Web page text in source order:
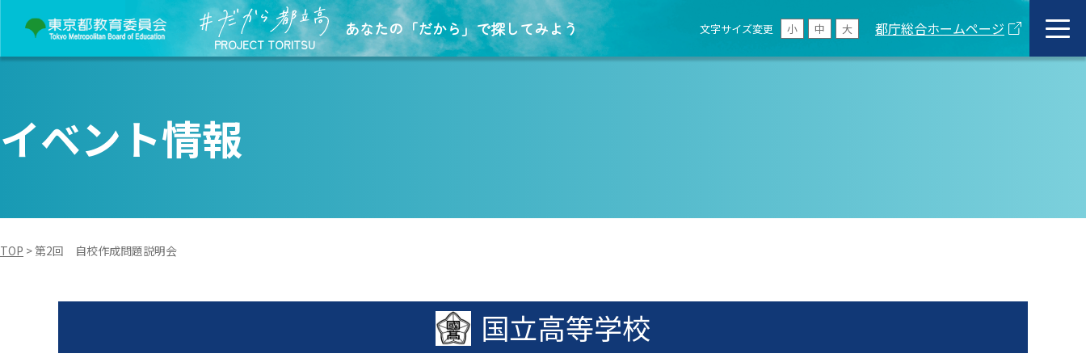
PROJECT TORITSU
あなたの「だから」で探してみよう 文字サイズ変更 小 中 大 都庁総合ホームページ
イベント情報
TOP >第2回 自校作成問題説明会
国立高等学校